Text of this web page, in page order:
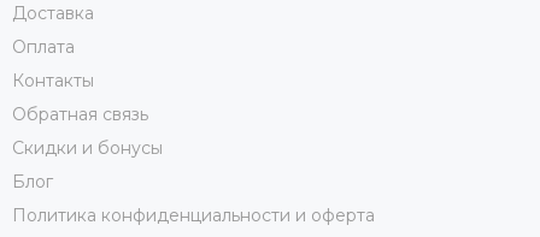
Доставка
Оплата
Контакты
Обратная связь
Скидки и бонусы
Блог
Политика конфиденциальности и оферта